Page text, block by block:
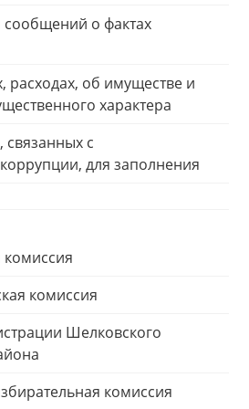
сообщений о фактах
расходах, об имуществе и
характера
с
для заполнения
комиссия
комиссия
Шелковского
комиссия